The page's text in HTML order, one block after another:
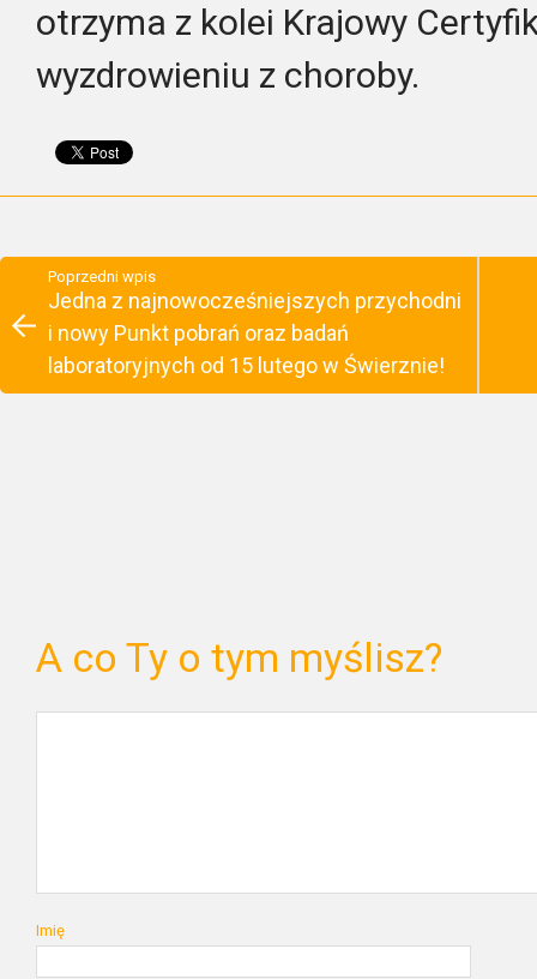
otrzyma z kolei Krajowy
wyzdrowieniu z choroby.
Poprzedni wpis
Jedna z najnowocześniejszych przychodni
i nowy Punkt pobrań oraz badań
laboratoryjnych od 15 lutego w Świerznie!
A co Ty o tym myślisz?
Imię